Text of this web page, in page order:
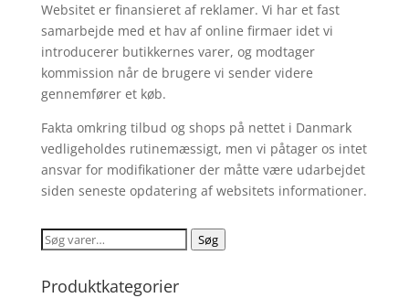
Websitet er finansieret af reklamer. Vi har et fast
samarbejde med et hav af online firmaer idet vi
introducerer butikkernes varer, og modtager
kommission når de brugere vi sender videre
gennemfører et køb.
Fakta omkring tilbud og shops på nettet i Danmark
vedligeholdes rutinemæssigt, men vi påtager os intet
ansvar for modifikationer der måtte være udarbejdet
siden seneste opdatering af websitets informationer.
Søg
Søg
Produktkategorier